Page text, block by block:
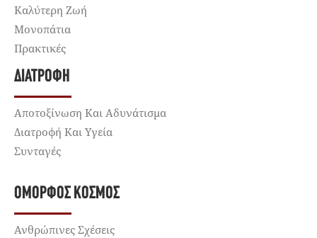
Καλύτερη Ζωή
Μονοπάτια
Πρακτικές
ΔΙΑΤΡΟΦΉ
Αποτοξίνωση Και Αδυνάτισμα
Διατροφή Και Υγεία
Συνταγές
ΌΜΟΡΦΟΣ ΚΌΣΜΟΣ
Ανθρώπινες Σχέσεις